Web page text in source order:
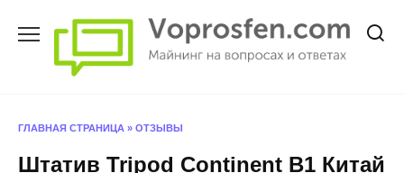
ГЛАВНАЯ СТРАНИЦА » ОТЗЫВЫ
Штатив Tripod Continent B1 Китай